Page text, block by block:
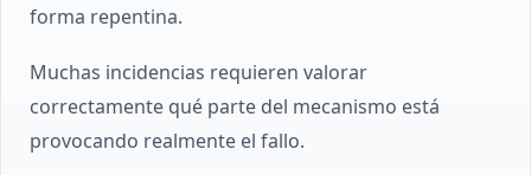
forma repentina.
Muchas incidencias requieren valorar
correctamente qué parte del mecanismo está
provocando realmente el fallo.